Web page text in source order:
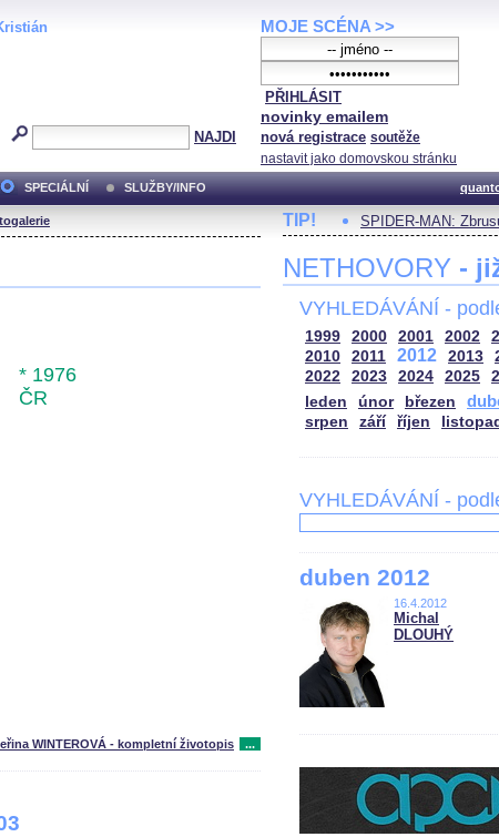
NAJDI
MOJE SCÉNA >>
PŘIHLÁSIT
novinky emailem
nová registrace soutěže
nastavit jako domovskou stránku
SPECIÁLNÍ SLUŽBY/INFO
* 1976
ČR
WINTEROVÁ - kompletní životopis ...
TIP! SPIDER-MAN:
NETHOVORY -
VYHLEDÁVÁNÍ -
1999 2000 2001 2002
2010
2011 2012 2013
2022
2023 2024 2025
leden
únor březen
srpen
září říjen listopad
VYHLEDÁVÁNÍ -
duben 2012
16.4.2012
Michal
DLOUHÝ